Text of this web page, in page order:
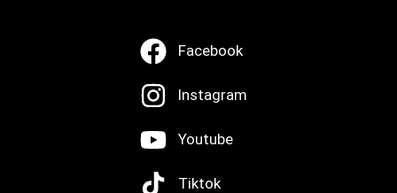
Facebook
Instagram
Youtube
Tiktok